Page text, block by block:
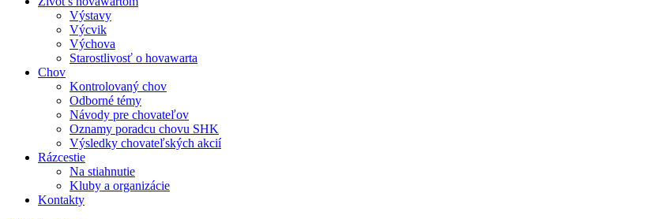
Výstavy
Výcvik
Výchova
Starostlivosť o hovawarta
Chov
Kontrolovaný chov
Odborné témy
Návody pre chovateľov
Oznamy poradcu chovu SHK
Výsledky chovateľských akcií
Rázcestie
Na stiahnutie
Kluby a organizácie
Kontakty